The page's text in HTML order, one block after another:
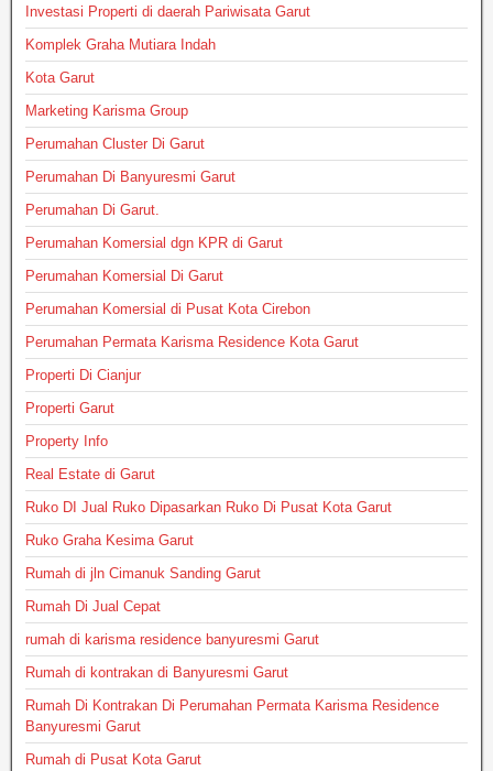
Investasi Properti di daerah Pariwisata Garut
Komplek Graha Mutiara Indah
Kota Garut
Marketing Karisma Group
Perumahan Cluster Di Garut
Perumahan Di Banyuresmi Garut
Perumahan Di Garut.
Perumahan Komersial dgn KPR di Garut
Perumahan Komersial Di Garut
Perumahan Komersial di Pusat Kota Cirebon
Perumahan Permata Karisma Residence Kota Garut
Properti Di Cianjur
Properti Garut
Property Info
Real Estate di Garut
Ruko DI Jual Ruko Dipasarkan Ruko Di Pusat Kota Garut
Ruko Graha Kesima Garut
Rumah di jln Cimanuk Sanding Garut
Rumah Di Jual Cepat
rumah di karisma residence banyuresmi Garut
Rumah di kontrakan di Banyuresmi Garut
Rumah Di Kontrakan Di Perumahan Permata Karisma Residence
Banyuresmi Garut
Rumah di Pusat Kota Garut